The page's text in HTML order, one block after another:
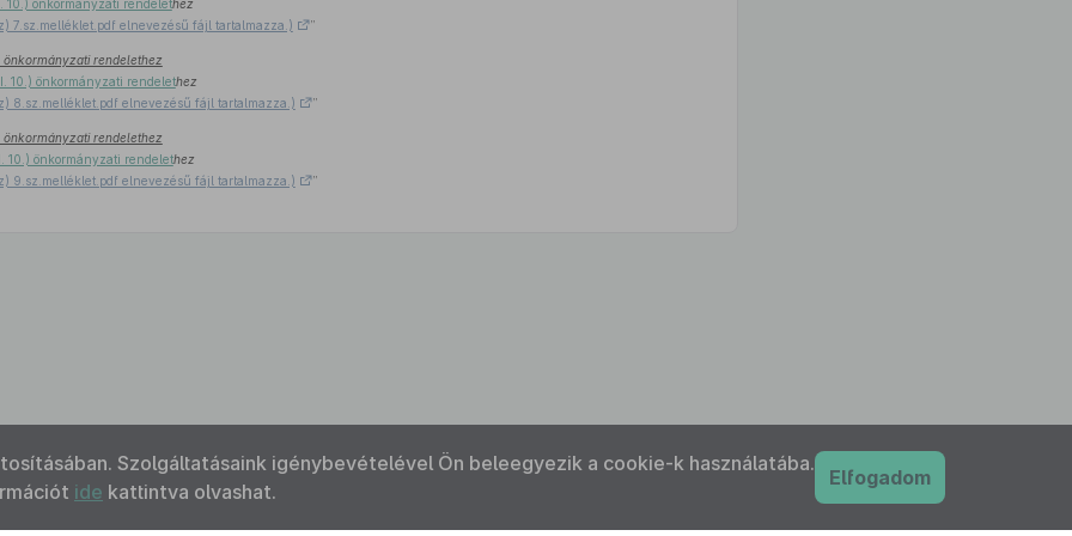
10.) önkormányzati rendelethez
7.sz.melléklet.pdf elnevezésű fájl tartalmazza.)
”
rendelethez
10.) önkormányzati rendelethez
8.sz.melléklet.pdf elnevezésű fájl tartalmazza.)
”
rendelethez
10.) önkormányzati rendelethez
9.sz.melléklet.pdf elnevezésű fájl tartalmazza.)
”
Szolgáltatásaink igénybevételével Ön beleegyezik a cookie-k használatába.
ide kattintva olvashat.
Elfogadom